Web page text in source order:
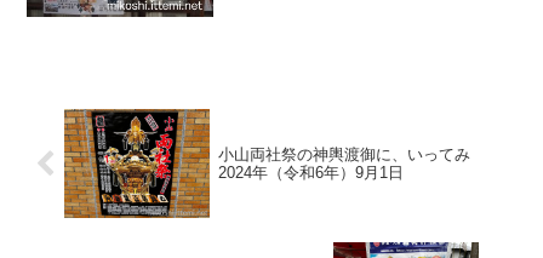
小山両社祭の神輿渡御に、いってみ
2024年（令和6年）9月1日